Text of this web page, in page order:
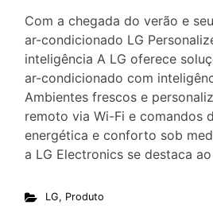
Com a chegada do verão e
ar-condicionado LG
inteligência A LG oferece
ar-condicionado com
Ambientes frescos e
remoto via Wi-Fi e comandos
energética e conforto sob
a LG Electronics se destaca
LG, Produto